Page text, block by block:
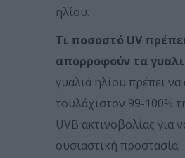
ηλίου.
Τι ποσοστό UV
απορροφούν τα
γυαλιά ηλίου πρέπει
τουλάχιστον 99-100%
UVB ακτινοβολίας για
ουσιαστική προστασία.